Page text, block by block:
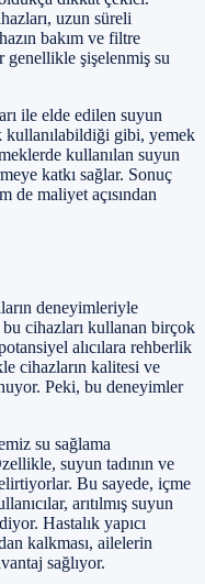
uzun süreli
bakım ve filtre
şişelenmiş su
ile elde edilen suyun
kullanılabildiği gibi, yemek
kullanılan suyun
katkı sağlar. Sonuç
de maliyet açısından
deneyimleriyle
cihazları kullanan birçok
alıcılara rehberlik
cihazların kalitesi ve
Peki, bu deneyimler
su sağlama
suyun tadının ve
Bu sayede, içme
arıtılmış suyun
Hastalık yapıcı
kalkması, ailelerin
sağlıyor.